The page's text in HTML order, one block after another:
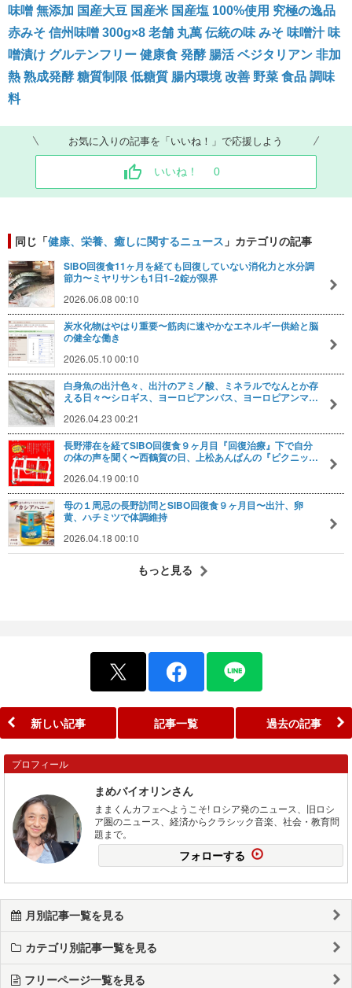
味噌 無添加 国産大豆 国産米 国産塩 100%使用 究極の逸品
赤みそ 信州味噌 300g×8 老舗 丸萬 伝統の味 みそ 味噌汁 味
噌漬け グルテンフリー 健康食 発酵 腸活 ベジタリアン 非加
熱 熟成発酵 糖質制限 低糖質 腸内環境 改善 野菜 食品 調味
料
お気に入りの記事を「いいね！」で応援しよう
いいね！ 0
同じ「健康、栄養、癒しに関するニュース 」カテゴリの記事
SIBO回復食11ヶ月を経ても回復していない消化力と水分調
節力〜ミヤリサンも1日1−2錠が限界
2026.06.08 00:10
炭水化物はやはり重要〜筋肉に速やかなエネルギー供給と脳
の健全な働き
2026.05.10 00:10
白身魚の出汁色々、出汁のアミノ酸、ミネラルでなんとか存
える日々〜シロギス、ヨーロピアンバス、ヨーロピアンマ…
2026.04.23 00:21
長野滞在を経てSIBO回復食９ヶ月目『回復治療』下で自分
の体の声を聞く〜西鶴賀の日、上松あんぱんの『ピクニッ…
2026.04.19 00:10
母の１周忌の長野訪問とSIBO回復食９ヶ月目〜出汁、卵
黄、ハチミツで体調維持
2026.04.18 00:10
もっと見る
新しい記事 記事一覧 過去の記事
プロフィール
まめバイオリンさん
ままくんカフェへようこそ! ロシア発のニュース、旧ロシ
ア圏のニュース、経済からクラシック音楽、社会・教育問
題まで。
フォローする
月別記事一覧を見る
カテゴリ別記事一覧を見る
フリーページ一覧を見る